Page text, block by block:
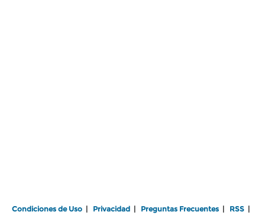
Condiciones de Uso | Privacidad | Preguntas Frecuentes | RSS |